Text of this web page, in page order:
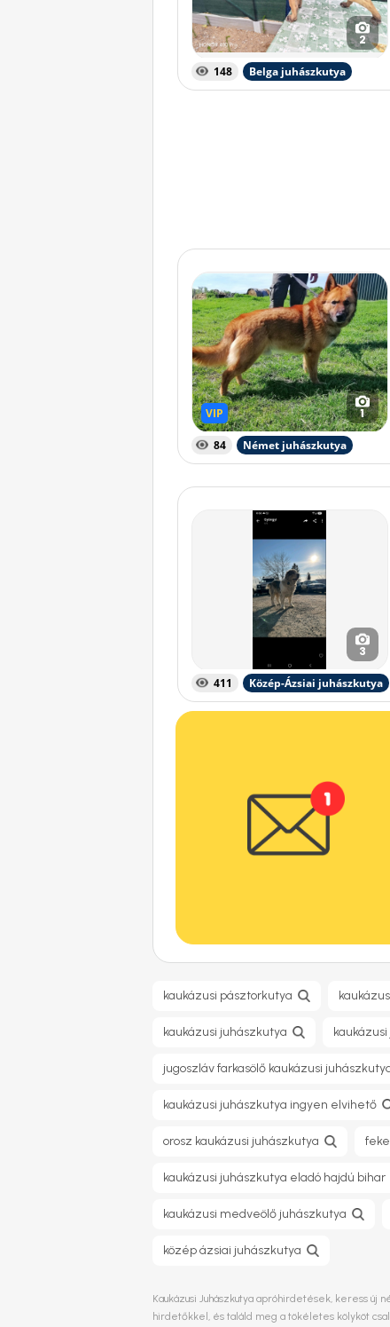
2
148 Belga juhászkutya
VIP
VIP 1
84 Német juhászkutya
3
411 Közép-Ázsiai juhászkutya
kaukázusi pásztorkutya
kaukázusi juhászkutya
jugoszláv farkasölő kaukázusi
kaukázusi juhászkutya ingyen elvihető
orosz kaukázusi juhászkutya
kaukázusi juhászkutya eladó hajdú bihar
kaukázusi medveölő juhászkutya
közép ázsiai juhászkutya
Kaukázusi Juhászkutya apróhirdetések, keress
hirdetőkkel, és találd meg a tökéletes kölyköt